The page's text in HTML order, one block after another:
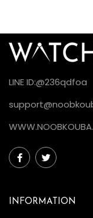
ル
ー
テ
ド
ベ
ル
LINE ID:@236qdfoa
INFORMATION